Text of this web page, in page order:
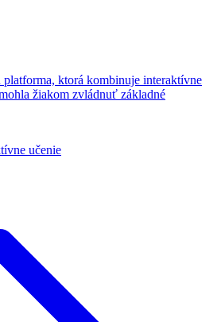
platforma, ktorá kombinuje interaktívne
žiakom zvládnuť základné
učenie